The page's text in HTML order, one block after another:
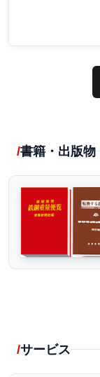
書籍・出版物
サービス